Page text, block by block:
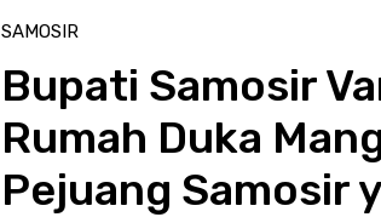
SAMOSIR
Bupati Samosir
Rumah Duka
Pejuang Samosir